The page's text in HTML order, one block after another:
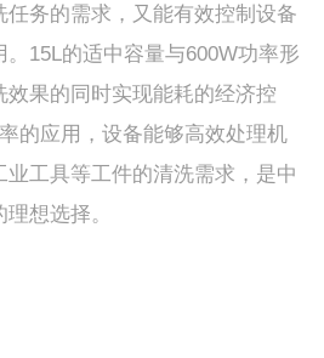
务的需求，又能有效控制设备
15L的适中容量与600W功率形
效果的同时实现能耗的经济控
的应用，设备能够高效处理机
工具等工件的清洗需求，是中
想选择。